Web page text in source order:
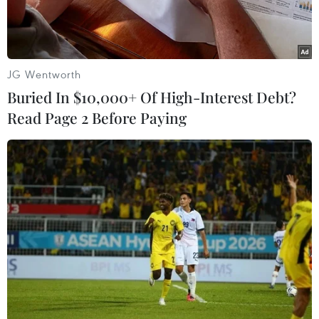
Thủ tướng Canada Justin Trudeau. (Ảnh: THX/TTXVN)
Đảng Tự do cầm quyền tại Canada đang phải
đối mặt với áp lực lớn từ phe đối lập và người
dân sau khi báo chí nước này tiết lộ thông tin về
các hoạt động quyên góp gây nhiều tranh cãi.
JG Wentworth
Buried In $10,000+ Of High-Interest Debt?
Read Page 2 Before Paying